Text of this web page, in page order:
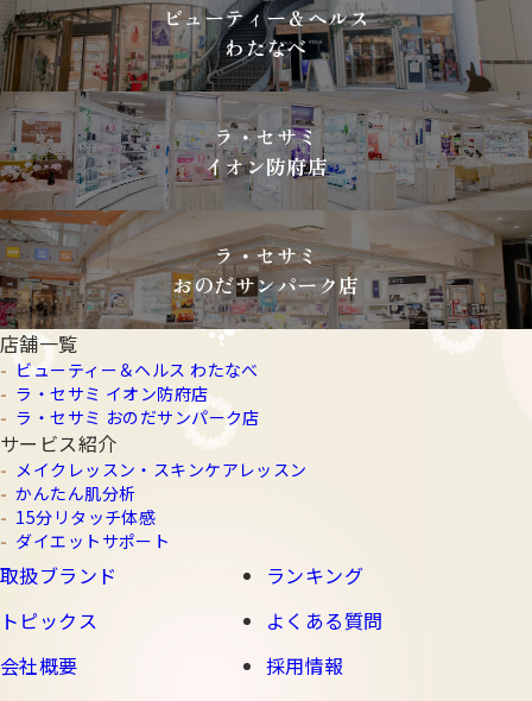
ビューティー＆ヘルス
わたなべ
ラ・セサミ
イオン防府店
ラ・セサミ
おのだサンパーク店
店舗一覧
ビューティー＆ヘルス わたなべ
ラ・セサミ イオン防府店
ラ・セサミ おのだサンパーク店
サービス紹介
メイクレッスン・スキンケアレッスン
かんたん肌分析
15分リタッチ体感
ダイエットサポート
取扱ブランド
ランキング
トピックス
よくある質問
会社概要
採用情報